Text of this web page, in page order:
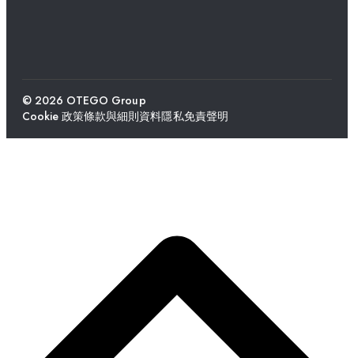
© 2026 OTEGO Group
Cookie 政策條款與細則資料隱私免責聲明